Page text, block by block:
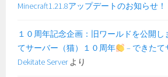
Minecraft1.21.8アップデートのお知らせ！
１０周年記念企画：旧ワールドを公開し
てサーバー（猫）１０周年
– できたて
Dekitate Serverより